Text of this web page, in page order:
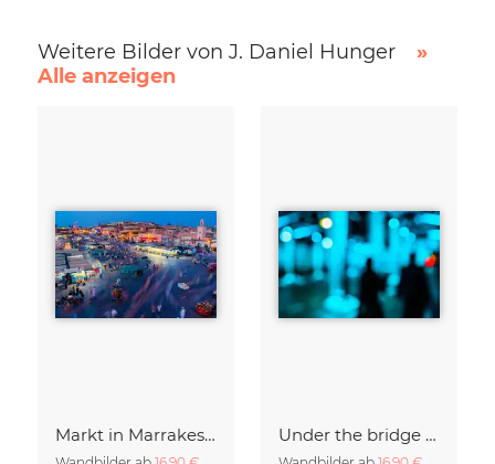
Weitere Bilder von J. Daniel Hunger
»
Alle anzeigen
Markt in Marrakesch Under the bridge #1